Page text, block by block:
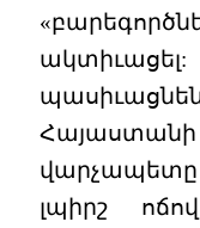
վարչապետը
լպիրշ